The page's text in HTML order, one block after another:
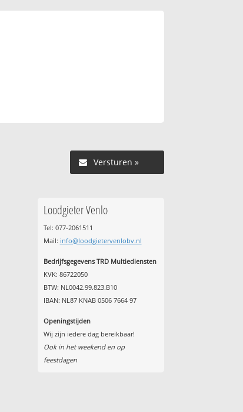
Versturen »
Loodgieter Venlo
Tel: 077-2061511
Mail: info@loodgietervenlobv.nl
Bedrijfsgegevens TRD Multiediensten
KVK: 86722050
BTW: NL0042.99.823.B10
IBAN: NL87 KNAB 0506 7664 97
Openingstijden
Wij zijn iedere dag bereikbaar!
Ook in het weekend en op
feestdagen